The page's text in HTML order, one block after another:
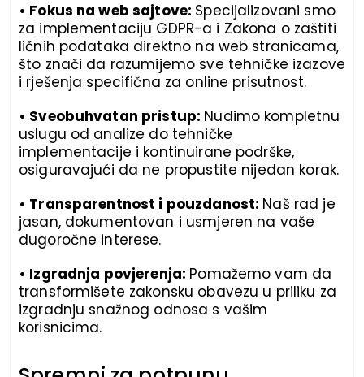
• Fokus na web sajtove: Specijalizovani smo
za implementaciju GDPR-a i Zakona o zaštiti
ličnih podataka direktno na web stranicama,
što znači da razumijemo sve tehničke izazove
i rješenja specifična za online prisutnost.
• Sveobuhvatan pristup: Nudimo kompletnu
uslugu od analize do tehničke
implementacije i kontinuirane podrške,
osiguravajući da ne propustite nijedan korak.
• Transparentnost i pouzdanost: Naš rad je
jasan, dokumentovan i usmjeren na vaše
dugoročne interese.
• Izgradnja povjerenja: Pomažemo vam da
transformišete zakonsku obavezu u priliku za
izgradnju snažnog odnosa s vašim
korisnicima.